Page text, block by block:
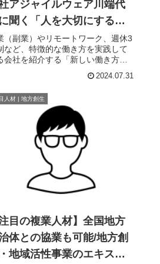
アジャイルウェア川端代
聞く「人を大切にする経
とその先の未来
（副業）やリモートワーク、週休3
など、特徴的な働き方を実践して
会社を紹介する「新しい働き方」
タビューシリーズ。第3回は、株式
アジャイルウェア代表取締役CEO
様にお話を伺いました。週休3日制
り入れながら2023年は...
2024.07.31
人材 | 地方創生
注目の複業人材】全国地方
体との協業も可能/地方創
地域活性事業のエキスパ